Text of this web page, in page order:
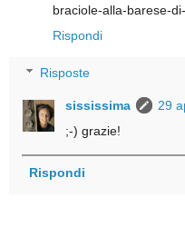
braciole-alla-barese-
Rispondi
Risposte
sississima
29
;-) grazie!
Rispondi